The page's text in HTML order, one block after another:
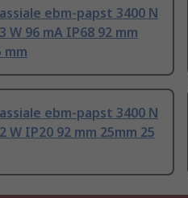
ebm-papst 3400 N
W 96 mA IP68 92 mm
mm
ebm-papst 3400 N
W IP20 92 mm 25mm 25